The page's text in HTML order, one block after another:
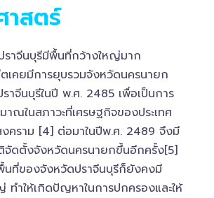
าสตร์
ราจีนบุรีมีพื้นที่กว้างใหญ่มาก
เคยมีการยุบรวมจังหวัดนครนายก
าจีนบุรีในปี พ.ศ. 2485 เพื่อเป็นการ
าณในสภาวะที่เศรษฐกิจของประเทศ
งคราม [4] ต่อมาในปีพ.ศ. 2489 จึงมี
ดตั้งจังหวัดนครนายกขึ้นอีกครั้ง[5]
นที่ของจังหวัดปราจีนบุรีก็ยังคงมี
ทำให้เกิดปัญหาในการปกครองและให้